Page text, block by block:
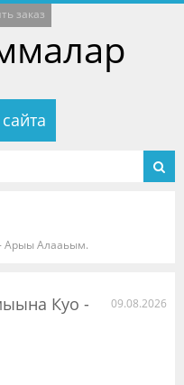
заказ
Арыы Алааьым.
09.08.2026
Куо -